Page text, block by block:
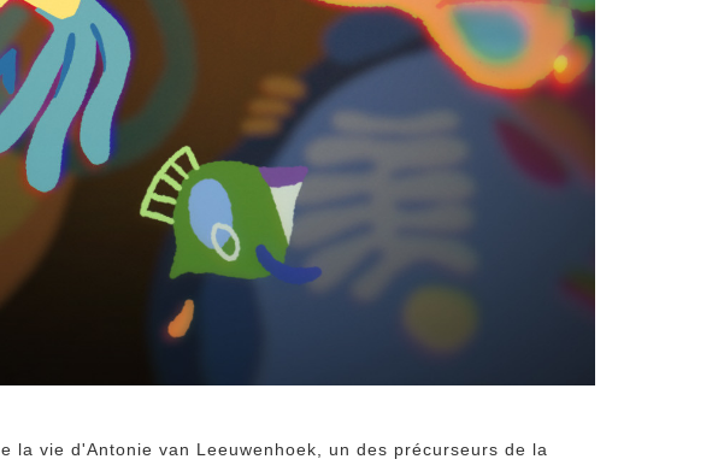
la vie d'Antonie van Leeuwenhoek, un des précurseurs de la